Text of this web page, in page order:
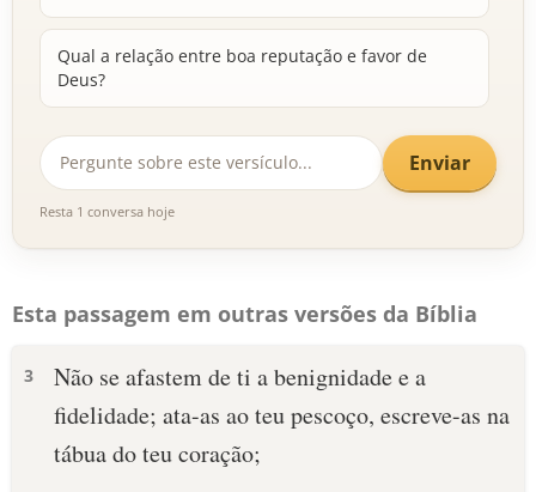
Qual a relação entre boa reputação e favor de
Deus?
Enviar
Resta 1 conversa hoje
Esta passagem em outras versões da Bíblia
3
Não se afastem de ti a benignidade e a
fidelidade; ata-as ao teu pescoço, escreve-as na
tábua do teu coração;